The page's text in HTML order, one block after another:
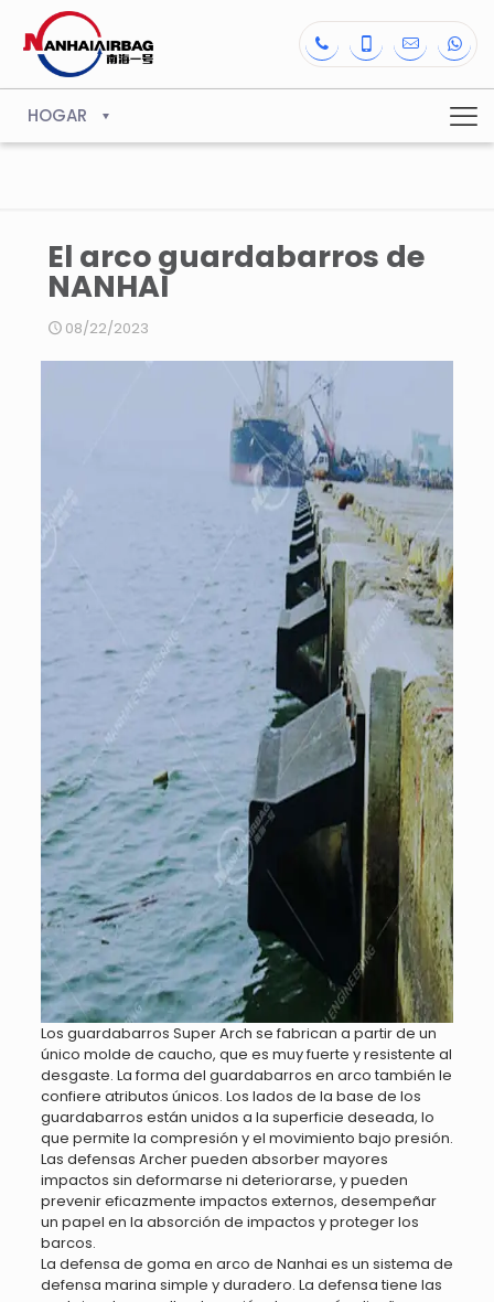
HOGAR
El arco guardabarros de
NANHAI
08/22/2023
Los guardabarros Super Arch se fabrican a partir de un
único molde de caucho, que es muy fuerte y resistente al
desgaste. La forma del guardabarros en arco también le
confiere atributos únicos. Los lados de la base de los
guardabarros están unidos a la superficie deseada, lo
que permite la compresión y el movimiento bajo presión.
Las defensas Archer pueden absorber mayores
impactos sin deformarse ni deteriorarse, y pueden
prevenir eficazmente impactos externos, desempeñar
un papel en la absorción de impactos y proteger los
barcos.
La defensa de goma en arco de Nanhai es un sistema de
defensa marina simple y duradero. La defensa tiene las